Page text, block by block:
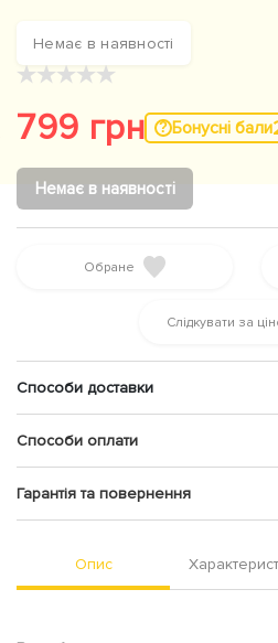
Немає в наявності
★★★★★
799 грн Бонусні бали
Немає в наявності
Обране
Слідкувати за
Способи доставки
Способи оплати
Гарантія та повернення
Опис